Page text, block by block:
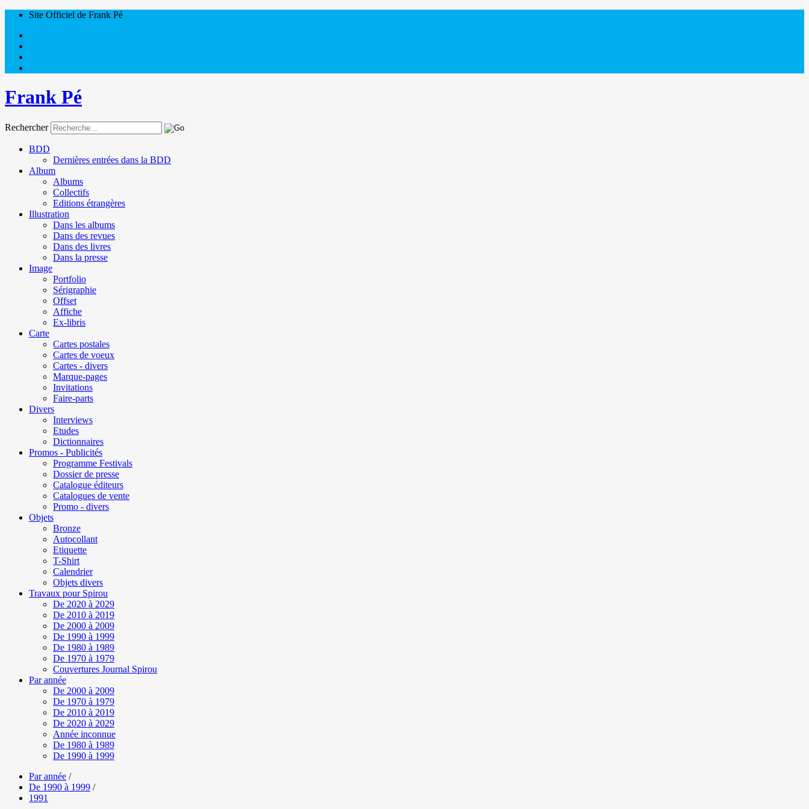
Site Officiel de Frank Pé
Frank Pé
Rechercher
BDD
Dernières entrées dans la BDD
Album
Albums
Collectifs
Editions étrangères
Illustration
Dans les albums
Dans des revues
Dans des livres
Dans la presse
Image
Portfolio
Sérigraphie
Offset
Affiche
Ex-libris
Carte
Cartes postales
Cartes de voeux
Cartes - divers
Marque-pages
Invitations
Faire-parts
Divers
Interviews
Etudes
Dictionnaires
Promos - Publicités
Programme Festivals
Dossier de presse
Catalogue éditeurs
Catalogues de vente
Promo - divers
Objets
Bronze
Autocollant
Etiquette
T-Shirt
Calendrier
Objets divers
Travaux pour Spirou
De 2020 à 2029
De 2010 à 2019
De 2000 à 2009
De 1990 à 1999
De 1980 à 1989
De 1970 à 1979
Couvertures Journal Spirou
Par année
De 2000 à 2009
De 1970 à 1979
De 2010 à 2019
De 2020 à 2029
Année inconnue
De 1980 à 1989
De 1990 à 1999
Par année /
De 1990 à 1999 /
1991